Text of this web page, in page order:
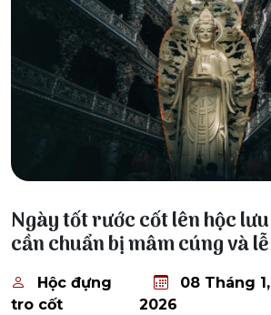
Ngày tốt rước cốt lên hộc
cần chuẩn bị mâm cúng và
Hộc đựng
tro cốt
08 Tháng 1,
2026